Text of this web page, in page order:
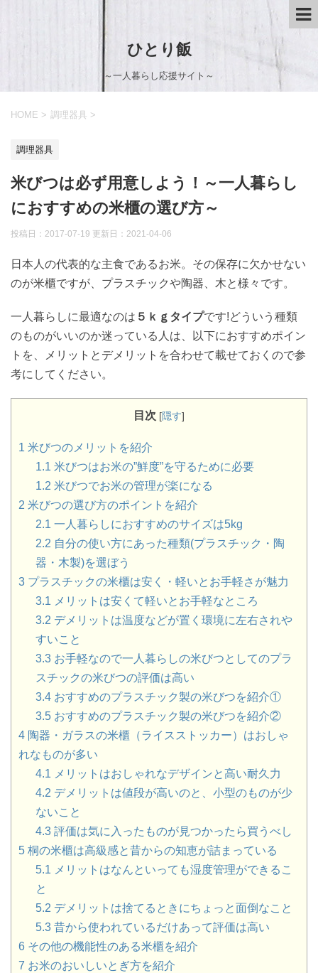
ひとり飯
～一人暮らし応援サイト～
HOME > 調理器具 >
調理器具
米びつは必ず用意しよう！～一人暮らし
におすすめの米櫃の選び方～
投稿日：2017-07-19 更新日： 2021-04-06
日本人の代表的な主食であるお米。その保存に欠かせない
のが米櫃ですが、プラスチックや陶器、木と様々です。
一人暮らしに最適なのは ５ｋｇタイプです!どういう種類
のものがいいのか迷っている人は、以下におすすめポイン
トを、メリットとデメリットを合わせて載せておくので参
考にしてください。
目次 [隠す]
1 米びつのメリットを紹介
1.1 米びつはお米の”鮮度”を守るために必要
1.2 米びつでお米の管理が楽になる
2 米びつの選び方のポイントを紹介
2.1 一人暮らしにおすすめのサイズは5kg
2.2 自分の使い方にあった種類(プラスチック・陶
器・木製)を選ぼう
3 プラスチックの米櫃は安く・軽いとお手軽さが魅力
3.1 メリットは安くて軽いとお手軽なところ
3.2 デメリットは温度などが置く環境に左右されや
すいこと
3.3 お手軽なので一人暮らしの米びつとしてのプラ
スチックの米びつの評価は高い
3.4 おすすめのプラスチック製の米びつを紹介①
3.5 おすすめのプラスチック製の米びつを紹介②
4 陶器・ガラスの米櫃（ライスストッカー）はおしゃ
れなものが多い
4.1 メリットはおしゃれなデザインと高い耐久力
4.2 デメリットは値段が高いのと、小型のものが少
ないこと
4.3 評価は気に入ったものが見つかったら買うべし
5 桐の米櫃は高級感と昔からの知恵が詰まっている
5.1 メリットはなんといっても湿度管理ができるこ
と
5.2 デメリットは捨てるときにちょっと面倒なこと
5.3 昔から使われているだけあって評価は高い
6 その他の機能性のある米櫃を紹介
7 お米のおいしいとぎ方を紹介